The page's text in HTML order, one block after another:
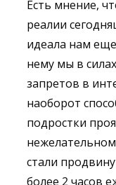
Есть мнение,
реалии
идеала нам
нему мы в
запретов в
наоборот
подростки
стали
более 2 часов